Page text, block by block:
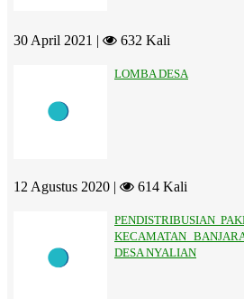
30 April 2021 | 632 Kali
LOMBA DESA
12 Agustus 2020 | 614 Kali
PENDISTRIBUSIAN
KECAMATAN
DESA NYALIAN